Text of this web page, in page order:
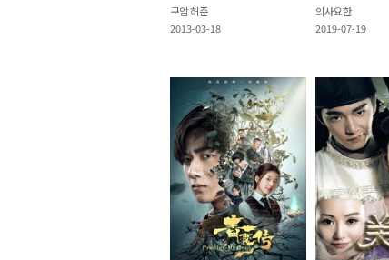
구암 허준
2013-03-18
의사요한
2019-07-19